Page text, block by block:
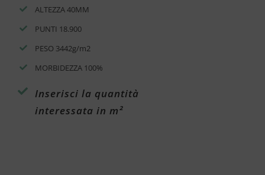
ALTEZZA 40MM
PUNTI 18.900
PESO 3442g/m2
MORBIDEZZA 100%
Inserisci la quantità
interessata in m²